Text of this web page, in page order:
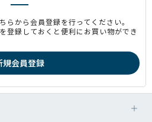
らから会員登録を行ってください。
登録しておくと便利にお買い物ができ